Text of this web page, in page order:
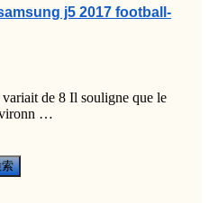
j5 2017 football-
de 8 Il souligne que le
…